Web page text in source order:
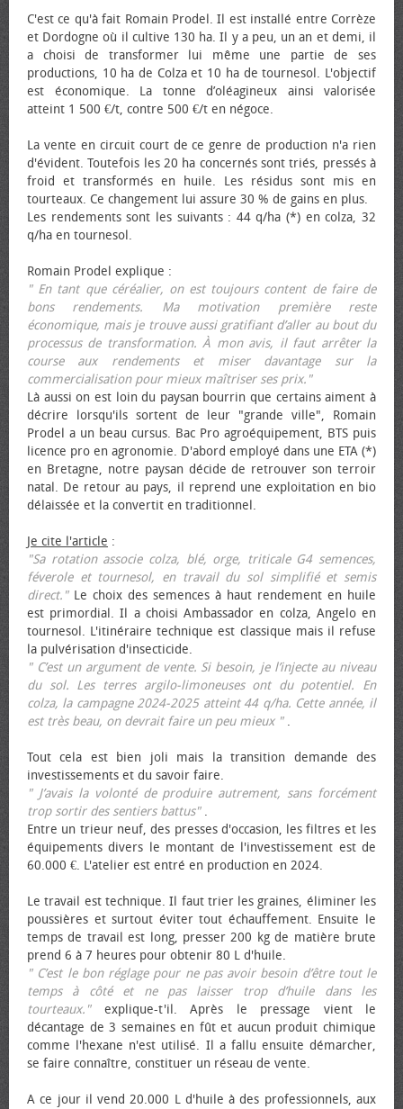
C'est ce qu'à fait Romain Prodel. Il est installé entre Corrèze
et Dordogne où il cultive 130 ha. Il y a peu, un an et demi, il
a choisi de transformer lui même une partie de ses
productions, 10 ha de Colza et 10 ha de tournesol. L'objectif
est économique. La tonne d’oléagineux ainsi valorisée
atteint 1 500 €/t, contre 500 €/t en négoce.
La vente en circuit court de ce genre de production n'a rien
d'évident. Toutefois les 20 ha concernés sont triés, pressés à
froid et transformés en huile. Les résidus sont mis en
tourteaux. Ce changement lui assure 30 % de gains en plus.
Les rendements sont les suivants : 44 q/ha (*) en colza, 32
q/ha en tournesol.
Romain Prodel explique :
" En tant que céréalier, on est toujours content de faire de
bons rendements. Ma motivation première reste
économique, mais je trouve aussi gratifiant d’aller au bout du
processus de transformation. À mon avis, il faut arrêter la
course aux rendements et miser davantage sur la
commercialisation pour mieux maîtriser ses prix."
Là aussi on est loin du paysan bourrin que certains aiment à
décrire lorsqu'ils sortent de leur "grande ville", Romain
Prodel a un beau cursus. Bac Pro agroéquipement, BTS puis
licence pro en agronomie. D'abord employé dans une ETA (*)
en Bretagne, notre paysan décide de retrouver son terroir
natal. De retour au pays, il reprend une exploitation en bio
délaissée et la convertit en traditionnel.
Je cite l'article :
"Sa rotation associe colza, blé, orge, triticale G4 semences,
féverole et tournesol, en travail du sol simplifié et semis
direct."Le choix des semences à haut rendement en huile
est primordial. Il a choisi Ambassador en colza, Angelo en
tournesol. L'itinéraire technique est classique mais il refuse
la pulvérisation d'insecticide.
" C’est un argument de vente. Si besoin, je l’injecte au niveau
du sol. Les terres argilo-limoneuses ont du potentiel. En
colza, la campagne 2024-2025 atteint 44 q/ha. Cette année, il
est très beau, on devrait faire un peu mieux ".
Tout cela est bien joli mais la transition demande des
investissements et du savoir faire.
" J’avais la volonté de produire autrement, sans forcément
trop sortir des sentiers battus".
Entre un trieur neuf, des presses d'occasion, les filtres et les
équipements divers le montant de l'investissement est de
60.000 €. L'atelier est entré en production en 2024.
Le travail est technique. Il faut trier les graines, éliminer les
poussières et surtout éviter tout échauffement. Ensuite le
temps de travail est long, presser 200 kg de matière brute
prend 6 à 7 heures pour obtenir 80 L d'huile.
" C’est le bon réglage pour ne pas avoir besoin d’être tout le
temps à côté et ne pas laisser trop d’huile dans les
tourteaux."explique-t'il. Après le pressage vient le
décantage de 3 semaines en fût et aucun produit chimique
comme l'hexane n'est utilisé. Il a fallu ensuite démarcher,
se faire connaître, constituer un réseau de vente.
A ce jour il vend 20.000 L d'huile à des professionnels, aux